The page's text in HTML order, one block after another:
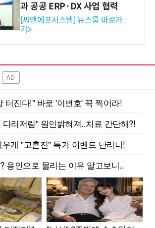
과 공공 ERP·DX 사업 협력
[씨앤에프시스템] 뉴스룸 바로가
기>
AD